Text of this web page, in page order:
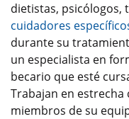
dietistas, psicólogos,
cuidadores
durante su
un especialista en
becario que esté
Trabajan en
miembros de su